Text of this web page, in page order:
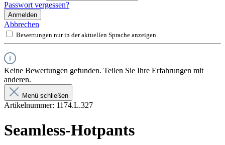
Passwort vergessen?
Anmelden
Abbrechen
Bewertungen nur in der aktuellen Sprache anzeigen.
Keine Bewertungen gefunden. Teilen Sie Ihre Erfahrungen mit
anderen.
Menü schließen
Artikelnummer: 1174.L.327
Seamless-Hotpants